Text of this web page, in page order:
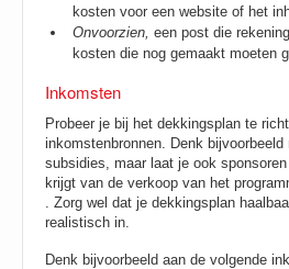
kosten voor een website of het
Onvoorzien, een post die
kosten die nog gemaakt moeten
Inkomsten
Probeer je bij het dekkingsplan te
inkomstenbronnen. Denk bijvoorbeeld
subsidies, maar laat je ook
krijgt van de verkoop van het
. Zorg wel dat je dekkingsplan
realistisch in.
Denk bijvoorbeeld aan de volgende